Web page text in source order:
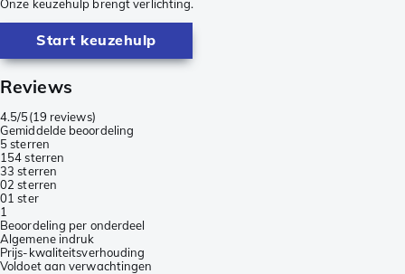
Onze keuzehulp brengt verlichting.
Start keuzehulp
Reviews
4.5/5(19 reviews)
Gemiddelde beoordeling
5 sterren
154 sterren
33 sterren
02 sterren
01 ster
1
Beoordeling per onderdeel
Algemene indruk
Prijs-kwaliteitsverhouding
Voldoet aan verwachtingen